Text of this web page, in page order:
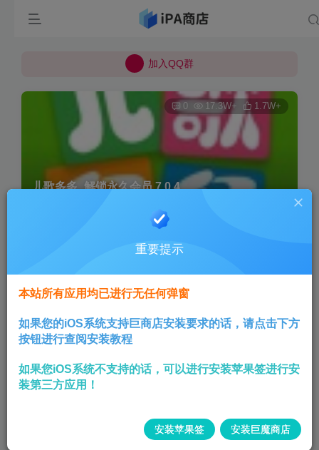
所有上传的应用 均已通过 严格的安全检测
加入QQ群
儿歌多多_解锁永久会员 7.0.4
0 17.3W+ 1.7W+
登录后解锁永久会员,
版本:7.0.4
重要提示
本站所有应用均已进行无任何弹窗
如果您的iOS系统支持巨商店安装要求的话，请点击下方
按钮进行查阅安装教程
如果您iOS系统不支持的话，可以进行安装苹果签进行安
装第三方应用！
安装苹果签 安装巨魔商店